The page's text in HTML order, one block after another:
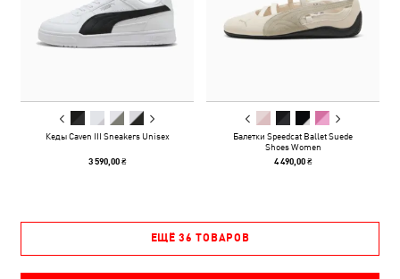
Кеды Caven III Sneakers Unisex
3 590,00 ₴
Балетки Speedcat Ballet Suede
Shoes Women
4 490,00 ₴
ЕЩЁ 36 ТОВАРОВ